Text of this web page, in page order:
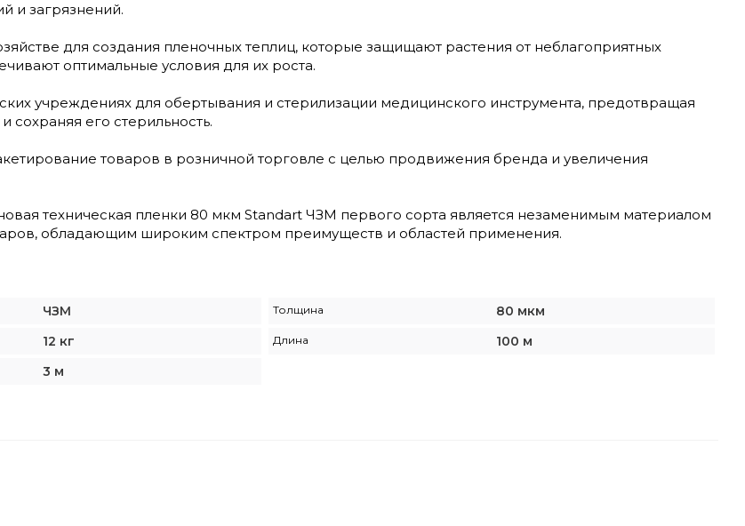
и загрязнений.
для создания пленочных теплиц, которые защищают растения от неблагоприятных
оптимальные условия для их роста.
учреждениях для обертывания и стерилизации медицинского инструмента, предотвращая
сохраняя его стерильность.
товаров в розничной торговле с целью продвижения бренда и увеличения
техническая пленки 80 мкм Standart ЧЗМ первого сорта является незаменимым материалом
обладающим широким спектром преимуществ и областей применения.
ЧЗМ Толщина 80 мкм
12 кг Длина 100 м
3 м